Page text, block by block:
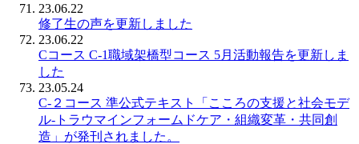
23.06.22
修了生の声を更新しました
23.06.22
Cコース C-1職域架橋型コース 5月活動報告を更新しま
した
23.05.24
C-２コース 準公式テキスト「こころの支援と社会モデ
ル-トラウマインフォームドケア・組織変革・共同創
造」が発刊されました。